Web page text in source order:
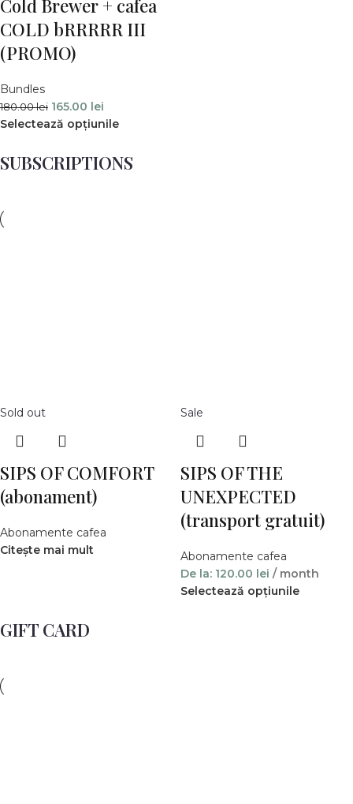
Cold Brewer + cafea
COLD bRRRRR III
(PROMO)
Bundles
180.00lei 165.00 lei
Selectează opțiunile
SUBSCRIPTIONS
Sold out
SIPS OF COMFORT
(abonament)
Abonamente cafea
Citește mai mult
Sale
SIPS OF THE
UNEXPECTED
(transport gratuit)
Abonamente cafea
De la: 120.00 lei / month
Selectează opțiunile
GIFT CARD